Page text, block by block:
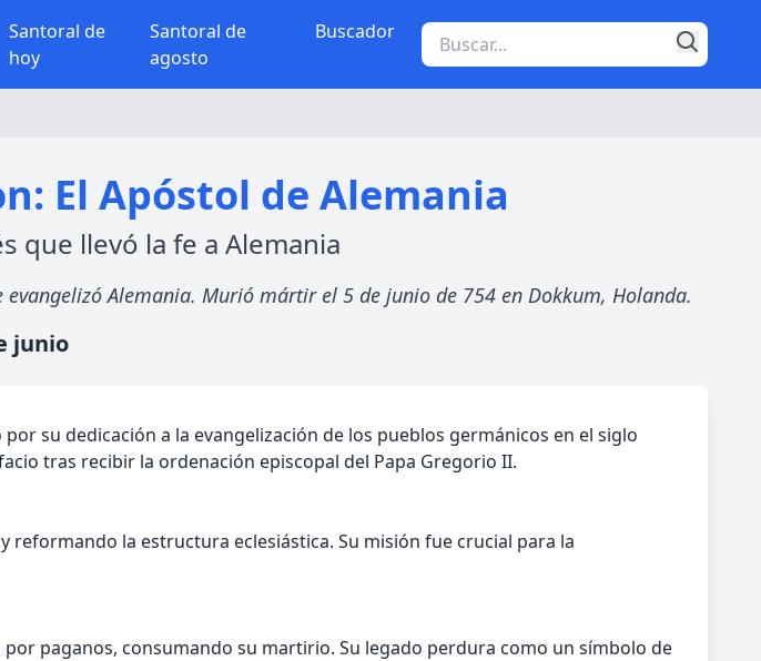
Santoral de
hoy
Santoral de
agosto
Buscador
El Apóstol de Alemania
que llevó la fe a Alemania
Alemania. Murió mártir el 5 de junio de 754 en Dokkum, Holanda.
junio
su dedicación a la evangelización de los pueblos germánicos en el siglo
tras recibir la ordenación episcopal del Papa Gregorio II.
reformando la estructura eclesiástica. Su misión fue crucial para la
paganos, consumando su martirio. Su legado perdura como un símbolo de